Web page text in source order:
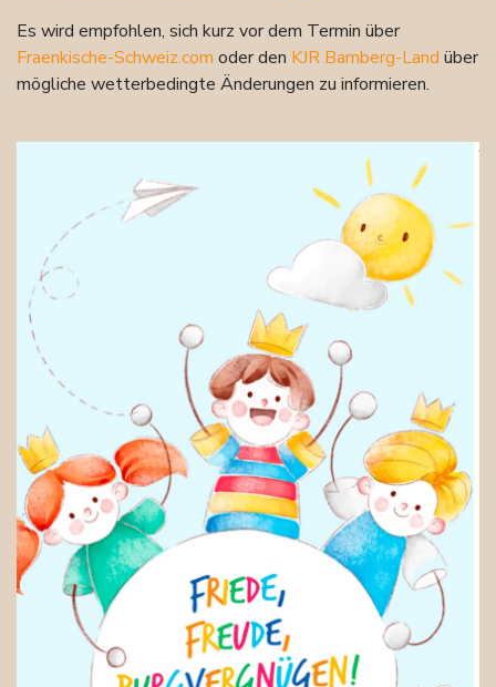
Es wird empfohlen, sich kurz vor dem Termin über
Fraenkische-Schweiz.com oder den KJR Bamberg-Land über
mögliche wetterbedingte Änderungen zu informieren.